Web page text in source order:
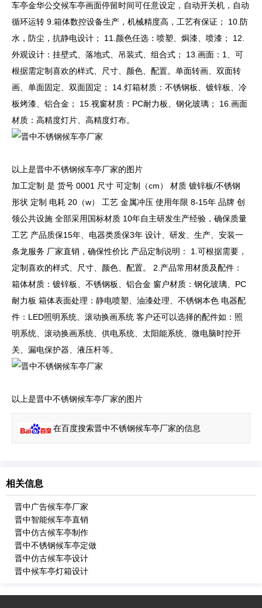
车亭金华公交候车亭画面停留时间可任意设定，自动开关机，自动
循环运转 9.箱体数控设备生产，机械精度高，工艺有保证； 10.防
水，防尘，抗静电设计； 11.颜色任选：喷塑、焗漆、喷漆； 12.
外观设计：挂壁式、落地式、吊装式、组合式； 13.画面：1、可
根据需定制喜欢的样式、尺寸、颜色、配置。单面转画、双面转
画、单面固定、双面固定； 14.灯箱材质：不锈钢板、镀锌板、冷
板烤漆、铝合金； 15.视窗材质：PC耐力板、钢化玻璃； 16.画面
材质：高精度灯片、高精度灯布。
以上是晋中不锈钢候车亭厂家的图片
加工定制 是 货号 0001 尺寸 可定制（cm） 材质 镀锌板/不锈钢
形状 定制 电耗 20（w） 工艺 金属冲压 使用年限 8-15年 品牌 创
领公共设施 全部采用国标材质 10年自主研发生产经验，确保质量
工艺 产品质保15年、电器类质保3年 设计、研发、生产、安装一
条龙服务 厂家直销，确保性价比 产品定制说明： 1.可根据需要，
定制喜欢的样式、尺寸、颜色、配置。 2.产品常用材质及配件：
箱体材质：镀锌板、不锈钢板、铝合金 窗户材质：钢化玻璃、PC
耐力板 箱体表面处理：静电喷塑、油漆处理、不锈钢本色 电器配
件：LED照明系统、滚动换画系统 客户还可以选择的配件如：照
明系统、滚动换画系统、供电系统、太阳能系统、微电脑时控开
关、漏电保护器、液压杆等。
以上是晋中不锈钢候车亭厂家的图片
在百度搜索晋中不锈钢候车亭厂家的信息
相关信息
晋中广告候车亭厂家
晋中智能候车亭直销
晋中仿古候车亭制作
晋中不锈钢候车亭定做
晋中仿古候车亭设计
晋中候车亭灯箱设计